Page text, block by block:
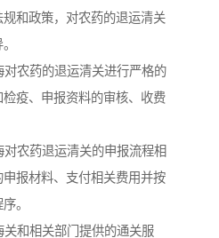
和政策，对农药的退运清关
农药的退运清关进行严格的
疫、申报资料的审核、收费
农药退运清关的申报流程相
报材料、支付相关费用并按
。
和相关部门提供的通关服